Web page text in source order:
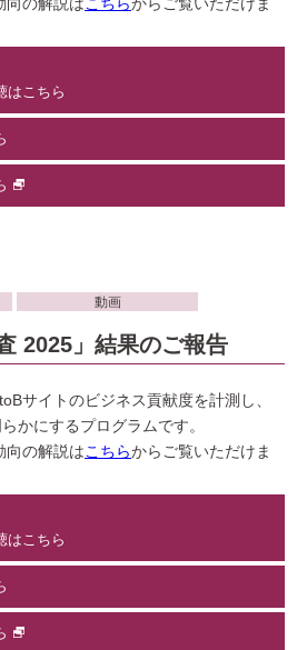
はこちら
動画
2025」結果のご報告
サイトのビジネス貢献度を計測し、
かにするプログラムです。
向の解説はこちらからご覧いただけま
はこちら